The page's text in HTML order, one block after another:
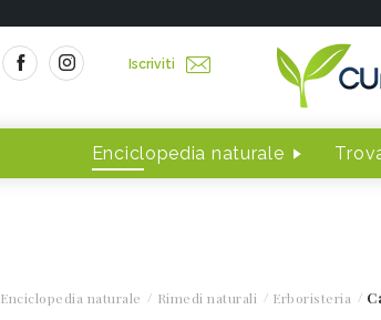
Iscriviti
Enciclopedia naturale
Enciclopedia naturale Rimedi naturali Erboristeria